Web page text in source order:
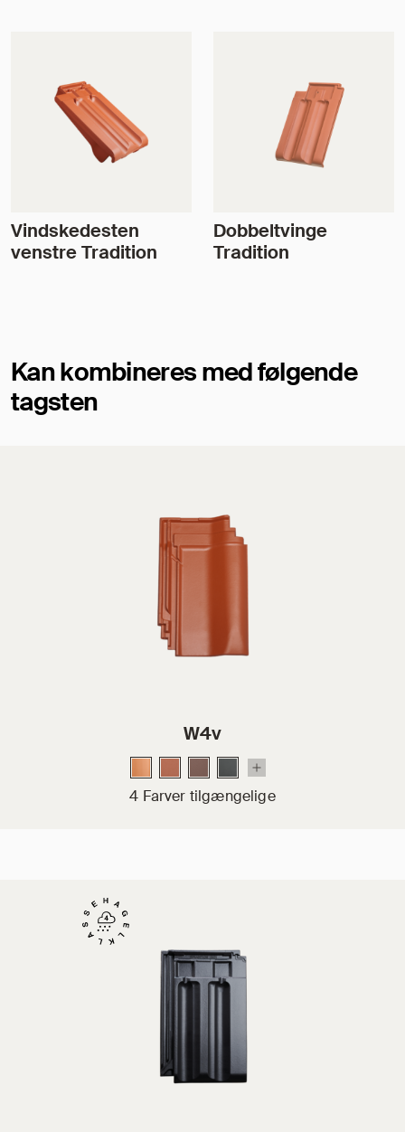
Vindskedesten
venstre Tradition
Dobbeltvinge
Tradition
Kan kombineres med følgende
tagsten
W4v
4 Farver tilgængelige